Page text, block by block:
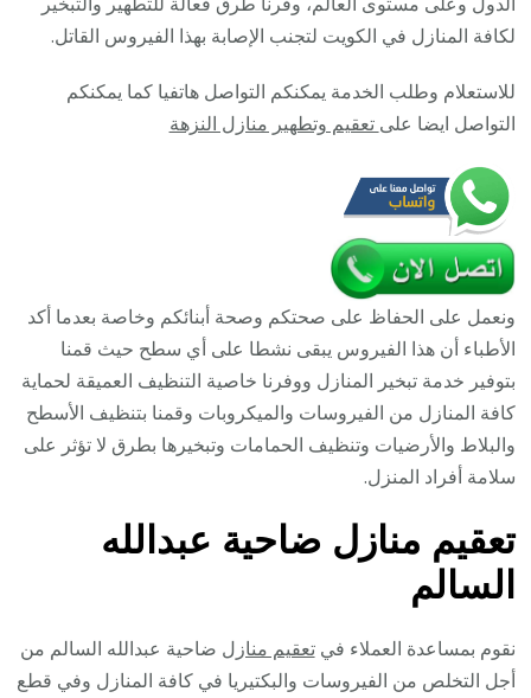
/
/
لكافة المنازل في الكويت لتجنب الإصابة بهذا الفيروس القاتل.
للاستعلام وطلب الخدمة يمكنكم التواصل هاتفيا كما يمكنكم
التواصل ايضا على تعقيم وتطهير منازل النزهة
ونعمل على الحفاظ على صحتكم وصحة أبنائكم وخاصة بعدما أكد
الأطباء أن هذا الفيروس يبقى نشطا على أي سطح حيث قمنا
بتوفير خدمة تبخير المنازل ووفرنا خاصية التنظيف العميقة لحماية
كافة المنازل من الفيروسات والميكروبات وقمنا بتنظيف الأسطح
والبلاط والأرضيات وتنظيف الحمامات وتبخيرها بطرق لا تؤثر على
سلامة أفراد المنزل.
تعقيم منازل ضاحية عبدالله
السالم
نقوم بمساعدة العملاء فيتعقيم منازل ضاحية عبدالله السالم من
أجل التخلص من الفيروسات والبكتيريا في كافة المنازل وفي قطع